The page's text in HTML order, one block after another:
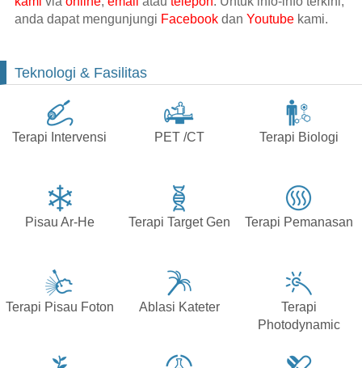
anda dapat mengunjungi Facebookdan Youtubekami.
Teknologi & Fasilitas
Terapi Intervensi PET /CT Terapi Biologi
Pisau Ar-He Terapi Target Gen Terapi Pemanasan
Terapi Pisau Foton Ablasi Kateter
Terapi
Photodynamic